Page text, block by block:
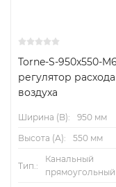
– Контроллер
– Контроллер серии
исервоприводом
Torne-S-950x550-
регулятор расхода
воздуха
Ширина (B):
950 мм
Высота (А):
550 мм
Тип.:
Канальный
прямоугольный